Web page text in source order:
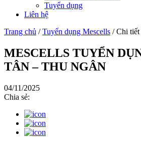
Tuyển dụng
Liên hệ
Trang chủ /Tuyển dụng Mescells /Chi
MESCELLS TUYỂN
TÂN – THU NGÂN
04/11/2025
Chia sẻ: